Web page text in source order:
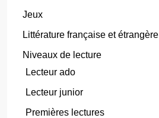
Jeux
Littérature française et étrangère
Niveaux de lecture
Lecteur ado
Lecteur junior
Premières lectures